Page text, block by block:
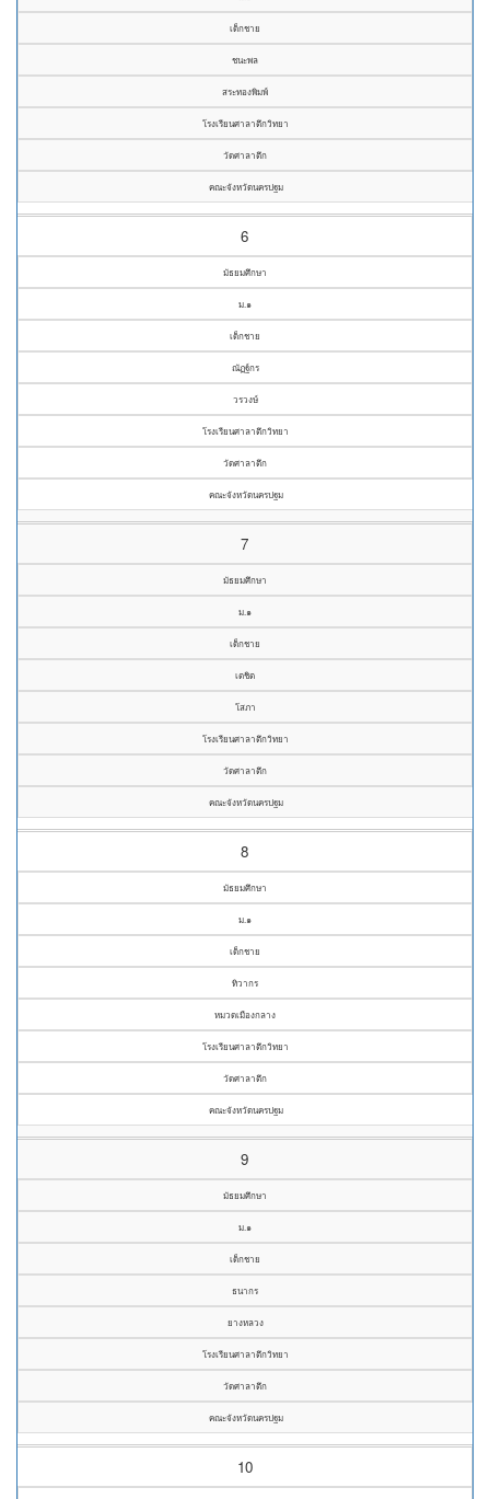
เด็กชาย
ชนะพล
สระทองพิมพ์
โรงเรียนศาลาตึกวิทยา
วัดศาลาตึก
คณะจังหวัดนครปฐม
6
มัธยมศึกษา
ม.๑
เด็กชาย
ณัฏฐ์กร
วรวงษ์
โรงเรียนศาลาตึกวิทยา
วัดศาลาตึก
คณะจังหวัดนครปฐม
7
มัธยมศึกษา
ม.๑
เด็กชาย
เตชิต
โสภา
โรงเรียนศาลาตึกวิทยา
วัดศาลาตึก
คณะจังหวัดนครปฐม
8
มัธยมศึกษา
ม.๑
เด็กชาย
ทิวากร
หมวดเมืองกลาง
โรงเรียนศาลาตึกวิทยา
วัดศาลาตึก
คณะจังหวัดนครปฐม
9
มัธยมศึกษา
ม.๑
เด็กชาย
ธนากร
ยางหลวง
โรงเรียนศาลาตึกวิทยา
วัดศาลาตึก
คณะจังหวัดนครปฐม
10